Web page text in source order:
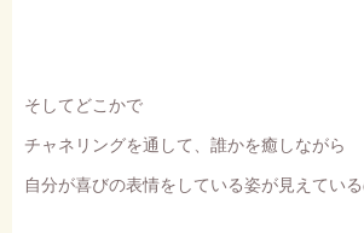
そしてどこかで
チャネリングを通して、誰かを癒しながら
自分が喜びの表情をしている姿が見えてい